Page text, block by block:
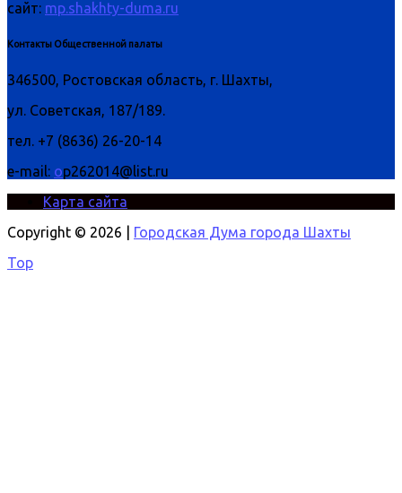
сайт: mp.shakhty-duma.ru
Контакты Общественной палаты
346500, Ростовская область, г. Шахты,
ул. Советская, 187/189.
тел. +7 (8636) 26-20-14
e-mail: op262014@list.ru
Карта сайта
Copyright © 2026 |
Городская Дума города Шахты
Top